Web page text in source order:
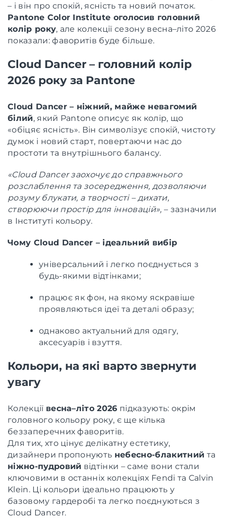
– і він про спокій, ясність та новий початок.
Pantone Color Institute оголосив головний
колір року, але колекції сезону весна–літо 2026
показали: фаворитів буде більше.
Cloud Dancer – головний колір
2026 року за Pantone
Cloud Dancer – ніжний, майже невагомий
білий, який Pantone описує як колір, що
«обіцяє ясність». Він символізує спокій, чистоту
думок і новий старт, повертаючи нас до
простоти та внутрішнього балансу.
«Cloud Dancer заохочує до справжнього
розслаблення та зосередження, дозволяючи
розуму блукати, а творчості – дихати,
створюючи простір для інновацій», – зазначили
в Інституті кольору.
Чому Cloud Dancer – ідеальний вибір
універсальний і легко поєднується з
будь-якими відтінками;
працює як фон, на якому яскравіше
проявляються ідеї та деталі образу;
однаково актуальний для одягу,
аксесуарів і взуття.
Кольори, на які варто звернути
увагу
Колекції весна–літо 2026 підказують: окрім
головного кольору року, є ще кілька
беззаперечних фаворитів.
Для тих, хто цінує делікатну естетику,
дизайнери пропонують небесно-блакитний та
ніжно-пудровий відтінки – саме вони стали
ключовими в останніх колекціях Fendi та Calvin
Klein. Ці кольори ідеально працюють у
базовому гардеробі та легко поєднуються з
Cloud Dancer.